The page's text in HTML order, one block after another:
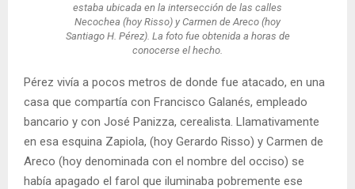
estaba ubicada en la intersección de las calles
Necochea (hoy Risso) y Carmen de Areco (hoy
Santiago H. Pérez). La foto fue obtenida a horas de
conocerse el hecho.
Pérez vivía a pocos metros de donde fue atacado, en una
casa que compartía con Francisco Galanés, empleado
bancario y con José Panizza, cerealista. Llamativamente
en esa esquina Zapiola, (hoy Gerardo Risso) y Carmen de
Areco (hoy denominada con el nombre del occiso) se
había apagado el farol que iluminaba pobremente ese